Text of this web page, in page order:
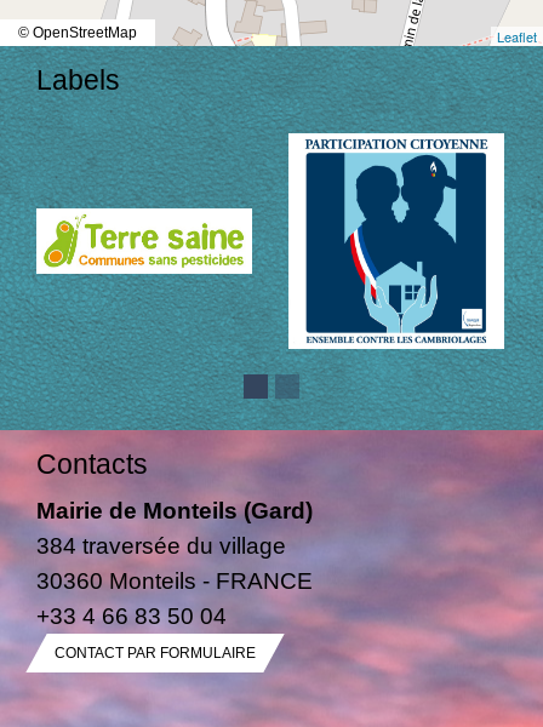
Leaflet
© OpenStreetMap
Labels
Contacts
Mairie de Monteils (Gard)
384 traversée du village
30360 Monteils - FRANCE
+33 4 66 83 50 04
CONTACT PAR FORMULAIRE